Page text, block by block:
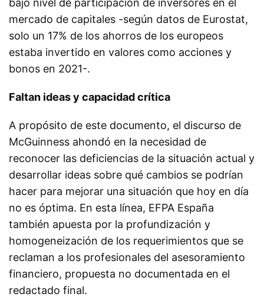
bajo nivel de participación de inversores en el
mercado de capitales -según datos de Eurostat,
solo un 17% de los ahorros de los europeos
estaba invertido en valores como acciones y
bonos en 2021-.
Faltan ideas y capacidad crítica
A propósito de este documento, el discurso de
McGuinness ahondó en la necesidad de
reconocer las deficiencias de la situación actual y
desarrollar ideas sobre qué cambios se podrían
hacer para mejorar una situación que hoy en día
no es óptima. En esta línea, EFPA España
también apuesta por la profundización y
homogeneización de los requerimientos que se
reclaman a los profesionales del asesoramiento
financiero, propuesta no documentada en el
redactado final.